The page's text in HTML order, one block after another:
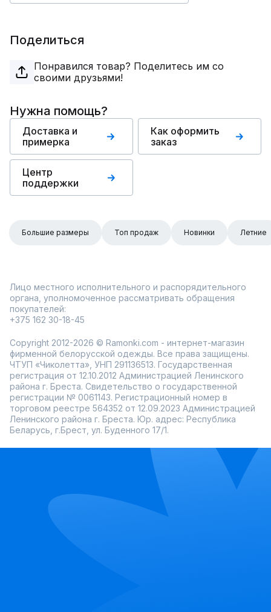
Поделиться
Понравился товар? Поделитесь им со
своими друзьями!
Нужна помощь?
Доставка и
примерка
Как оформить
заказ
Центр
поддержки
Большие размеры Топ продаж Новинки Летние
Лицо местного исполнительного и распорядительного
органа, уполномоченное рассматривать обращения
покупателей:
+375 162 30-18-45
Copyright 2012-2026 © Ramonki.com - интернет-магазин
фирменной белорусской одежды. Все права защищены.
ЧТУП «Чиколетта», УНП 291136513. Государственная
регистрация от 12.10.2012 Администрацией Ленинского
района г. Бреста. Свидетельство о государственной
регистрации № 0061143. Регистрационный номер в
торговом реестре 564352 от 12.09.2023 Администрацией
Ленинского района г. Бреста. Юр. адрес: Республика
Беларусь, г.Брест, ул. Буденного 17/1.